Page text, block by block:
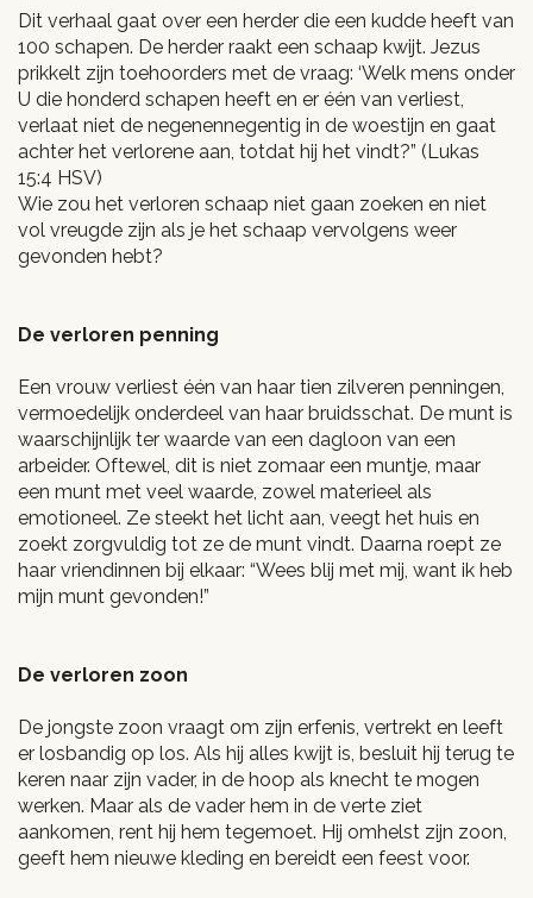
Dit verhaal gaat over een herder die een kudde heeft van
100 schapen. De herder raakt een schaap kwijt. Jezus
prikkelt zijn toehoorders met de vraag: ‘Welk mens onder
U die honderd schapen heeft en er één van verliest,
verlaat niet de negenennegentig in de woestijn en gaat
achter het verlorene aan, totdat hij het vindt?” (Lukas
15:4 HSV)
Wie zou het verloren schaap niet gaan zoeken en niet
vol vreugde zijn als je het schaap vervolgens weer
gevonden hebt?
De verloren penning
Een vrouw verliest één van haar tien zilveren penningen,
vermoedelijk onderdeel van haar bruidsschat. De munt is
waarschijnlijk ter waarde van een dagloon van een
arbeider. Oftewel, dit is niet zomaar een muntje, maar
een munt met veel waarde, zowel materieel als
emotioneel. Ze steekt het licht aan, veegt het huis en
zoekt zorgvuldig tot ze de munt vindt. Daarna roept ze
haar vriendinnen bij elkaar: “Wees blij met mij, want ik heb
mijn munt gevonden!”
De verloren zoon
De jongste zoon vraagt om zijn erfenis, vertrekt en leeft
er losbandig op los. Als hij alles kwijt is, besluit hij terug te
keren naar zijn vader, in de hoop als knecht te mogen
werken. Maar als de vader hem in de verte ziet
aankomen, rent hij hem tegemoet. Hij omhelst zijn zoon,
geeft hem nieuwe kleding en bereidt een feest voor.